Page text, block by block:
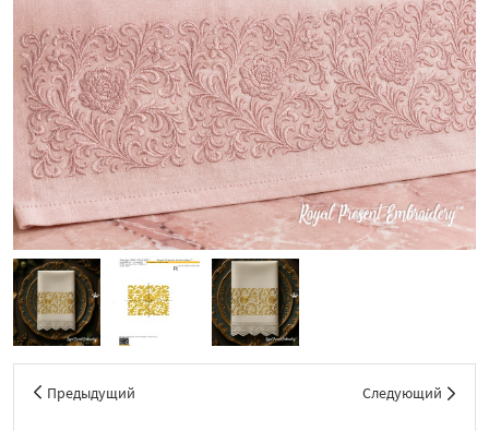
Предыдущий Следующий